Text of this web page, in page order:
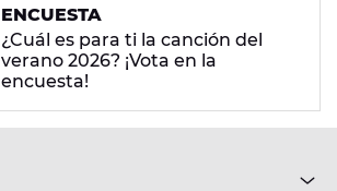
ENCUESTA
¿Cuál es para ti la canción del
verano 2026? ¡Vota en la
encuesta!